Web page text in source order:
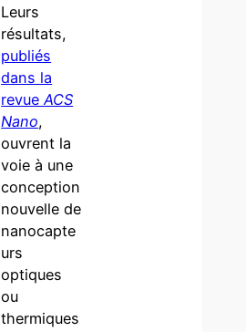
Leurs
résultats,
publiés
dans la
revueACS
Nano,
ouvrent la
voie à une
conception
nouvelle de
nanocapte
urs
optiques
ou
thermiques